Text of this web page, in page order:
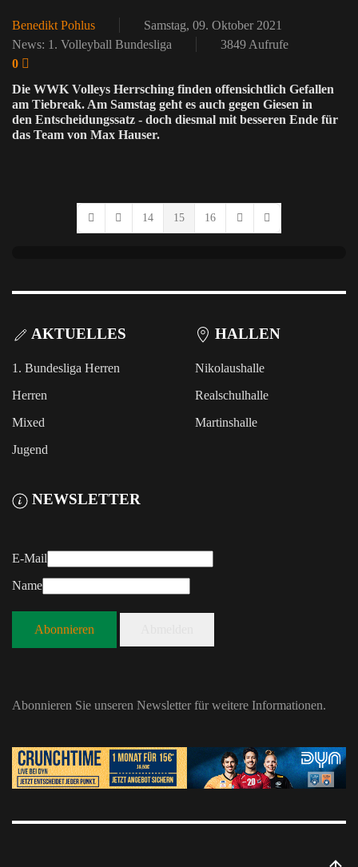
Benedikt Pohlus
Samstag, 09. Oktober 2021
News: 1. Volleyball Bundesliga
3849 Aufrufe
0
Die WWK Volleys Herrsching finden offensichtlich Gefallen
am Tiebreak. Am Samstag geht es auch gegen Giesen in
den Entscheidungssatz - doch diesmal mit besseren Ende für
das Team von Max Hauser.
First PagePrevious Page
14 15 16
Next PageLast Page
AKTUELLES
1. Bundesliga Herren
Herren
Mixed
Jugend
HALLEN
Nikolaushalle
Realschulhalle
Martinshalle
NEWSLETTER
E-Mail
Name
Abonnieren
Abonnieren Sie unseren Newsletter für weitere Informationen.